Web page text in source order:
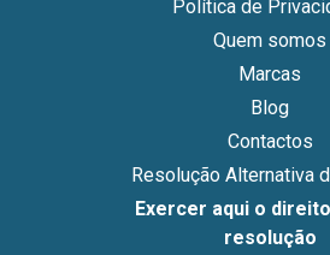
Política de
Quem somos
Marcas
Blog
Contactos
Resolução Alternativa
Exercer aqui o
resolução